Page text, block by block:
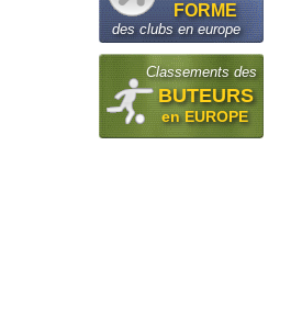
FORME
des clubs en europe
Classements des
BUTEURS
en EUROPE